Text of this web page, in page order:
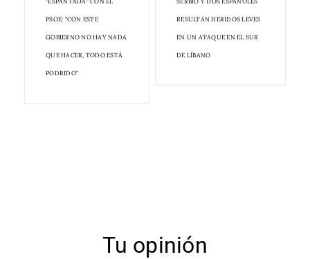
PSOE: "CON ESTE
GOBIERNO NO HAY NADA
QUE HACER, TODO ESTÁ
PODRIDO"
RESULTAN HERIDOS LEVES
EN UN ATAQUE EN EL SUR
DE LÍBANO
Tu opinión